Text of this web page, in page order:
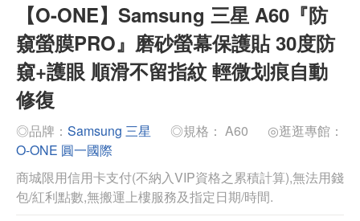
【O-ONE】Samsung 三星 A60『防
窺螢膜PRO』磨砂螢幕保護貼 30度防
窺+護眼 順滑不留指紋 輕微划痕自動
修復
◎品牌： Samsung 三星 ◎規格： A60
◎逛逛專館：
O-ONE 圓一國際
商城限用信用卡支付(不納入VIP資格之累積計算),無法用錢
包/紅利點數,無搬運上樓服務及指定日期/時間.